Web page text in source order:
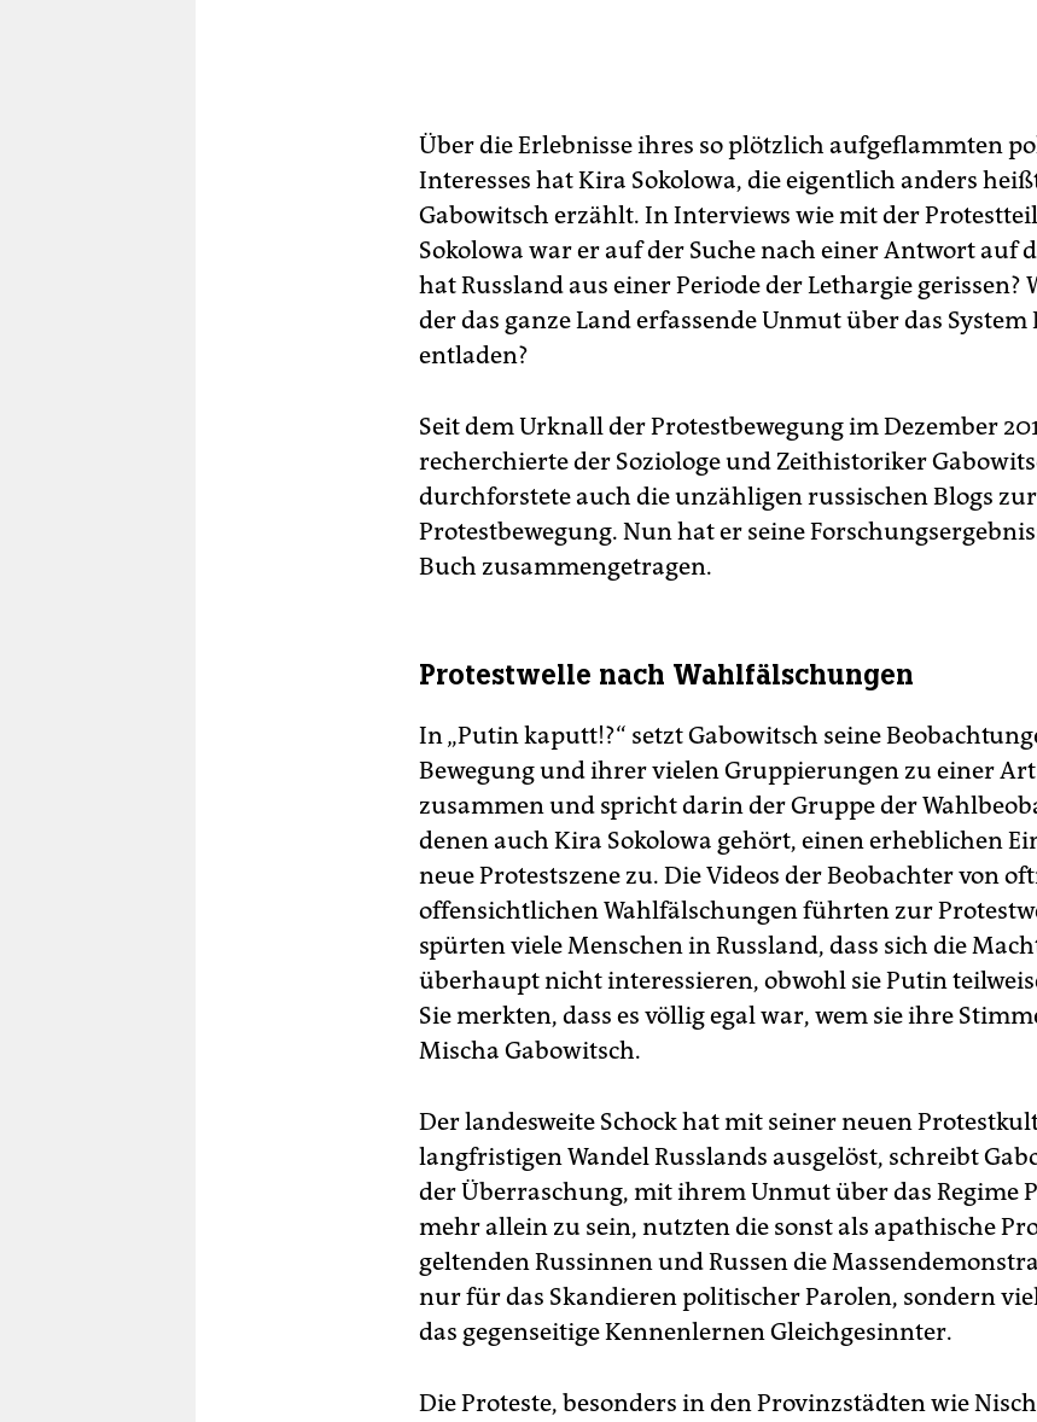
Über die Erlebnisse ihres so plötzlich aufgeflammten
Interesses hat Kira Sokolowa, die eigentlich anders
Gabowitsch erzählt. In Interviews wie mit der
Sokolowa war er auf der Suche nach einer Antwort auf
hat Russland aus einer Periode der Lethargie gerissen?
der das ganze Land erfassende Unmut über das
entladen?
Seit dem Urknall der Protestbewegung im Dezember
recherchierte der Soziologe und Zeithistoriker
durchforstete auch die unzähligen russischen Blogs zur
Protestbewegung. Nun hat er seine
Buch zusammengetragen.
Protestwelle nach Wahlfälschungen
In „Putin kaputt!?“ setzt Gabowitsch seine
Bewegung und ihrer vielen Gruppierungen zu einer
zusammen und spricht darin der Gruppe der
denen auch Kira Sokolowa gehört, einen erheblichen
neue Protestszene zu. Die Videos der Beobachter von
offensichtlichen Wahlfälschungen führten zur
spürten viele Menschen in Russland, dass sich die
überhaupt nicht interessieren, obwohl sie Putin
Sie merkten, dass es völlig egal war, wem sie ihre
Mischa Gabowitsch.
Der landesweite Schock hat mit seiner neuen
langfristigen Wandel Russlands ausgelöst, schreibt
der Überraschung, mit ihrem Unmut über das Regime
mehr allein zu sein, nutzten die sonst als apathische
geltenden Russinnen und Russen die
nur für das Skandieren politischer Parolen, sondern
das gegenseitige Kennenlernen Gleichgesinnter.
Die Proteste, besonders in den Provinzstädten wie